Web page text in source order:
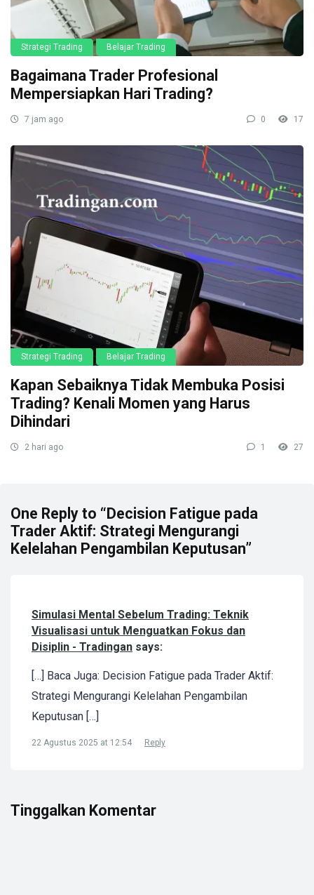
Strategi Trading Belajar Trading
Bagaimana Trader Profesional
Mempersiapkan Hari Trading?
7 jam ago 0 17
Strategi Trading Belajar Trading
Kapan Sebaiknya Tidak Membuka Posisi
Trading? Kenali Momen yang Harus
Dihindari
2 hari ago 1 27
One Reply to “Decision Fatigue pada
Trader Aktif: Strategi Mengurangi
Kelelahan Pengambilan Keputusan”
Simulasi Mental Sebelum Trading: Teknik
Visualisasi untuk Menguatkan Fokus dan
Disiplin - Tradingan says:
[…] Baca Juga: Decision Fatigue pada Trader Aktif:
Strategi Mengurangi Kelelahan Pengambilan
Keputusan […]
22 Agustus 2025 at 12:54 Reply
Tinggalkan Komentar